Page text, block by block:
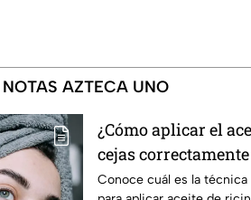
AZTECA UNO
¿Cómo aplicar el
cejas
poros de la piel?
Conoce cuál es la